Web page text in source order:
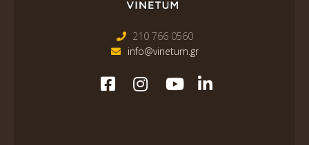
210 766 0560
info@vinetum.gr